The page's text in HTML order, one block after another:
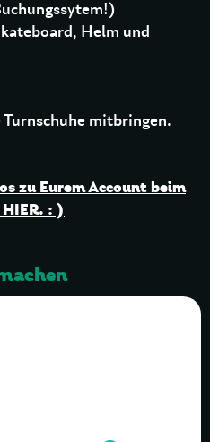
Helm und
mitbringen.
zu Eurem Account beim
: )